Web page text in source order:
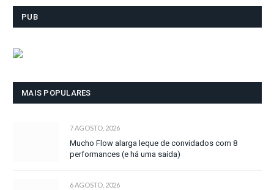
PUB
MAIS POPULARES
7 AGOSTO, 2026
Mucho Flow alarga leque de convidados com 8
performances (e há uma saída)
6 AGOSTO, 2026